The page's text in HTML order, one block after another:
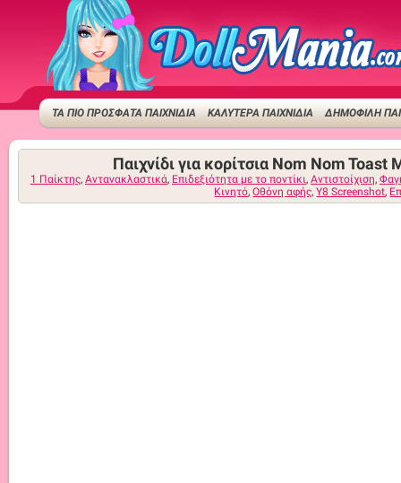
ΤΑ ΠΙΟ ΠΡΟΣΦΑΤΑ ΠΑΙΧΝΙΔΙΑ ΚΑΛΥΤΕΡΑ ΠΑΙΧΝΙΔΙΑ ΔΗΜΟΦΙΛΉ
Παιχνίδι για κορίτσια Nom Nom Toast
1 Παίκτης, Αντανακλαστικά, Επιδεξιότητα με το ποντίκι, Αντιστοίχιση,
Κινητό,Οθόνη αφής,Y8 Screenshot,